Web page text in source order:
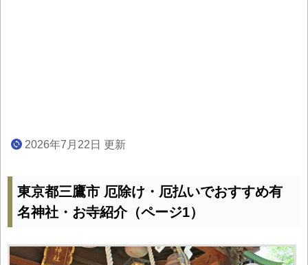
2026年7月22日 更新
東京都三鷹市 厄除け・厄払いでおすすめ有
名神社・お寺紹介（ページ1）